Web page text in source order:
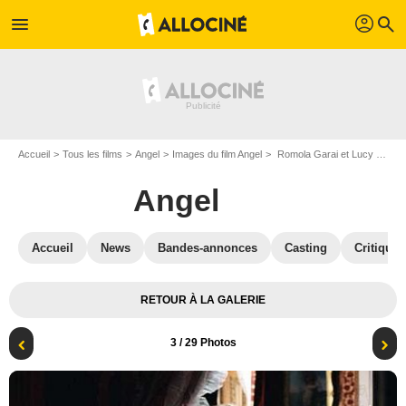
menu profil search
Accueil Tous les films Angel Images du film Angel Romola Garai et Lucy Russell
Angel
Accueil News Bandes-annonces Casting
RETOUR À LA GALERIE
3/ 29 Photos